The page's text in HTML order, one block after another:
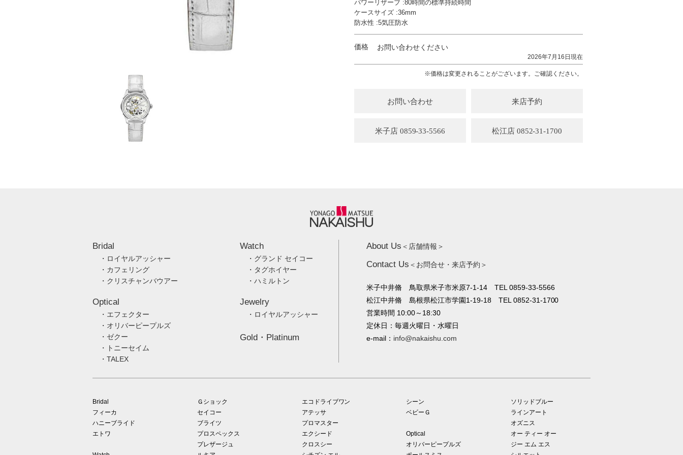
パワーリザーブ :80時間の標準持続時間
ケースサイズ :36mm
防水性 :5気圧防水
価格 お問い合わせください
2026年7月16日現在
※価格は変更されることがございます。ご確認ください。
お問い合わせ 来店予約
米子店 0859-33-5566 松江店 0852-31-1700
Bridal
・ロイヤルアッシャー
・カフェリング
・クリスチャンバウアー
Watch
・グランド セイコー
・タグホイヤー
・ハミルトン
Optical
・エフェクター
・オリバーピープルズ
・ゼクー
・トニーセイム
・TALEX
Jewelry
・ロイヤルアッシャー
Gold・Platinum
About Us ＜店舗情報＞
Contact Us ＜お問合せ・来店予約＞
米子中井脩 鳥取県米子市米原7-1-14 TEL 0859-33-5566
松江中井脩 島根県松江市学園1-19-18 TEL 0852-31-1700
営業時間 10:00～18:30
定休日：毎週火曜日・水曜日
e-mail： info@nakaishu.com
Bridal
フィーカ
ハニーブライド
エトワ
Ｇショック
セイコー
ブライツ
プロスペックス
プレザージュ
エコドライブワン
アテッサ
プロマスター
エクシード
クロスシー
シーン
ベビーＧ
Optical
オリバーピープルズ
ソリッドブルー
ラインアート
オズニス
オー ティー オー
ジー エム エス